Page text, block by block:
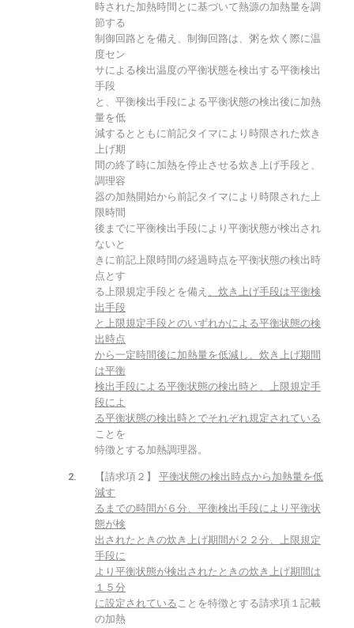
時された加熱時間とに基づいて熱源の加熱量を調
節する
制御回路とを備え、制御回路は、粥を炊く際に温
度セン
サによる検出温度の平衡状態を検出する平衡検出
手段
と、平衡検出手段による平衡状態の検出後に加熱
量を低
減するとともに前記タイマにより時限された炊き
上げ期
間の終了時に加熱を停止させる炊き上げ手段と、
調理容
器の加熱開始から前記タイマにより時限された上
限時間
後までに平衡検出手段により平衡状態が検出され
ないと
きに前記上限時間の経過時点を平衡状態の検出時
点とす
る上限規定手段とを備え 、炊き上げ手段は平衡検
出手段
と上限規定手段とのいずれかによる平衡状態の検
出時点
から一定時間後に加熱量を低減し、炊き上げ期間
は平衡
検出手段による平衡状態の検出時と、上限規定手
段によ
る平衡状態の検出時とでそれぞれ規定されている
ことを
特徴とする加熱調理器。
【請求項２】 平衡状態の検出時点から加熱量を低
減す
るまでの時間が６分、平衡検出手段により平衡状
態が検
出されたときの炊き上げ期間が２２分、上限規定
手段に
より平衡状態が検出されたときの炊き上げ期間は
１５分
に設定されていることを特徴とする請求項１記載
の加熱